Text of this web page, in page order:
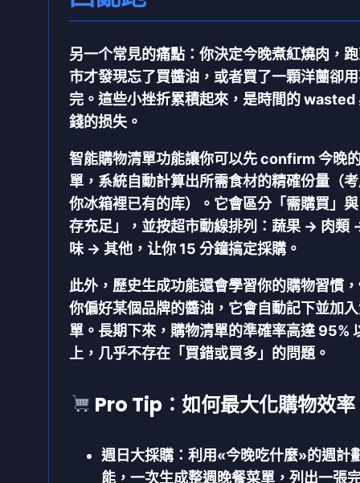
另一个常見的痛點：你決定今晚煮紅燒肉，
市才發現忘了買醬油，或者買了一顆洋蔨卻
完。這些小挫折累積起來，是時間的 wasted
錢的损失。
智能購物清單功能讓你可以先 confirm 今晚
單，系統自動計算出所需食材的精確份量（
你冰箱裡已有的库）。它會區分「需購買」
存充足」，並按超市動線排列：蔬果 → 肉類
味 → 其他，让你 15 分鐘搞定採購。
此外， 歷史生成功能還會學習你的購物習慣
你偏好某個品牌的醬油，它會自動記下並加
單。長期下來，購物清單的準確率高達 95%
上，几乎不存在「買錯或買多」的問題。
Pro Tip：如何最大化購物效
週日大採購 ：利用«今晚吃什麼»的週計
能，一次生成整週晚餐菜單，列出一張